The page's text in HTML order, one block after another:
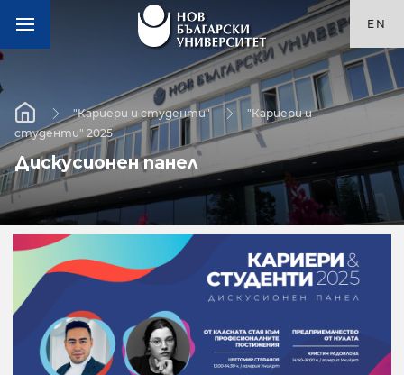
EN
"Кариери и студенти"
"Кариери и
студенти" 2025
Дискусионен панел